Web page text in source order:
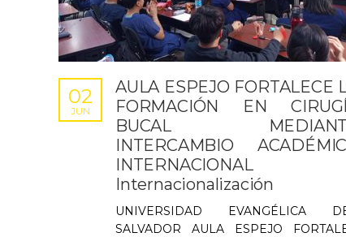
AULA ESPEJO FORTALECE
FORMACIÓN EN
BUCAL
INTERCAMBIO
INTERNACIONAL
Internacionalización
02
JUN
UNIVERSIDAD EVANGÉLICA
SALVADOR AULA ESPEJO